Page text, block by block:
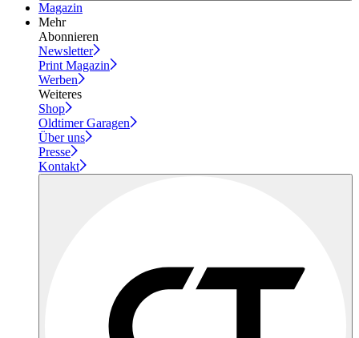
Magazin
Mehr
Abonnieren
Newsletter
Print Magazin
Werben
Weiteres
Shop
Oldtimer Garagen
Über uns
Presse
Kontakt